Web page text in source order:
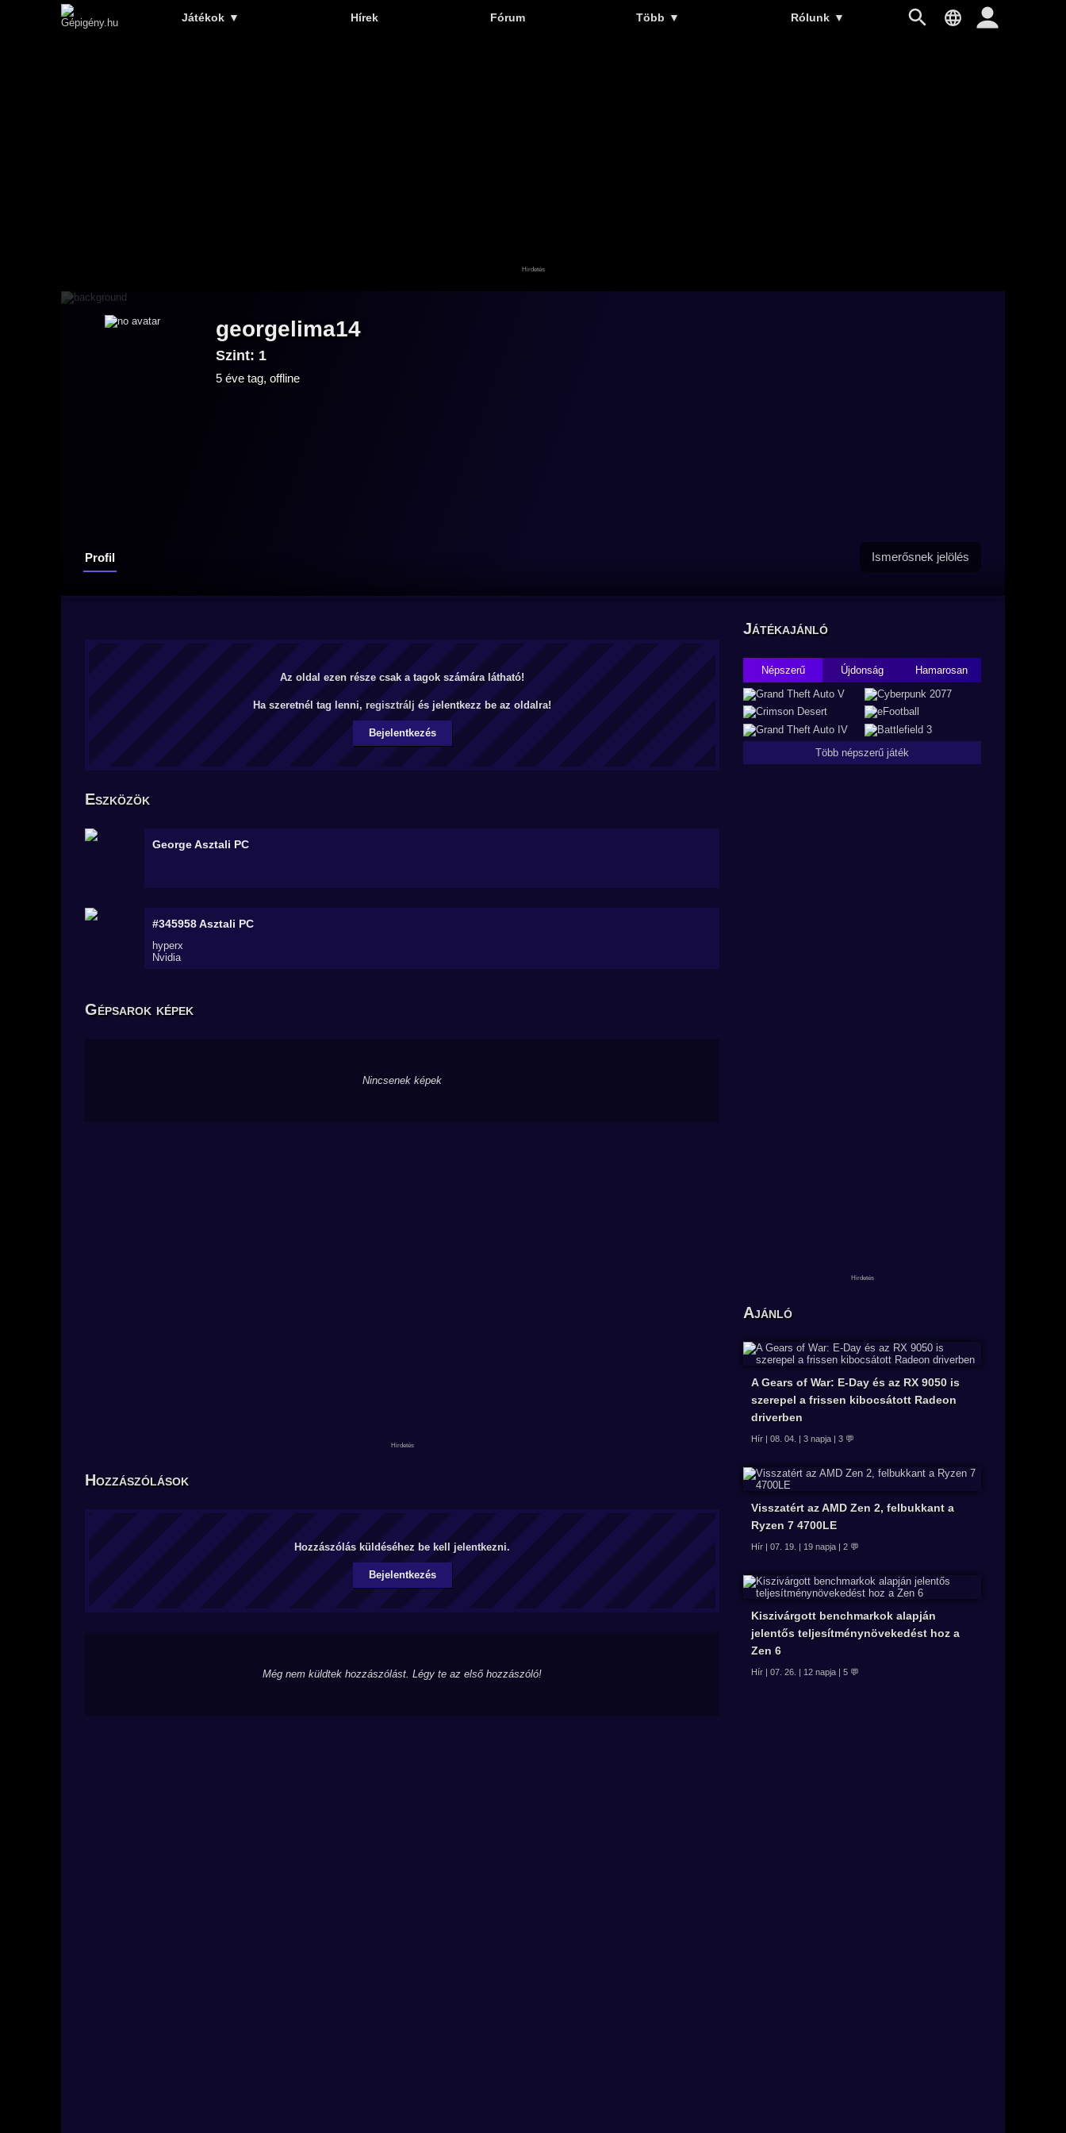
Játékok ▼ Hírek Fórum Több ▼ Rólunk ▼
georgelima14
Szint: 1
5 éve tag, offline
Profil Ismerősnek jelölés
Az oldal ezen része csak a tagok számára látható!
Ha szeretnél tag lenni, regisztrálj és jelentkezz be az oldalra!
Bejelentkezés
Eszközök
GeorgeAsztali PC
#345958Asztali PC
hyperx
Nvidia
Gépsarok képek
Nincsenek képek
Hozzászólások
Hozzászólás küldéséhez be kell jelentkezni.
Bejelentkezés
Még nem küldtek hozzászólást. Légy te az első hozzászóló!
Játékajánló
Népszerű Újdonság Hamarosan
Több népszerű játék
Ajánló
A Gears of War: E-Day és az RX 9050 is
szerepel a frissen kibocsátott Radeon
driverben
Hír | 08. 04. | 3 napja | 3 💬
Visszatért az AMD Zen 2, felbukkant a
Ryzen 7 4700LE
Hír | 07. 19. | 19 napja | 2 💬
Kiszivárgott benchmarkok alapján
jelentős teljesítménynövekedést hoz a
Zen 6
Hír | 07. 26. | 12 napja | 5 💬